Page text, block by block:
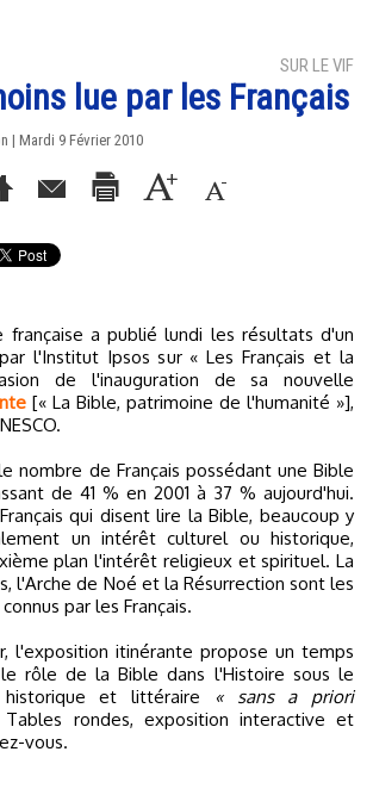
SUR LE VIF
lue par les Français
| Mardi 9 Février 2010
l'Institut Ipsos sur « Les Français et la
de l'inauguration de sa nouvelle
[« La Bible, patrimoine de l'humanité »],
nombre de Français possédant une Bible
de 41 % en 2001 à 37 % aujourd'hui.
qui disent lire la Bible, beaucoup y
un intérêt culturel ou historique,
plan l'intérêt religieux et spirituel. La
l'Arche de Noé et la Résurrection sont les
par les Français.
l'exposition itinérante propose un temps
rôle de la Bible dans l'Histoire sous le
historique et littéraire
« sans a priori
rondes, exposition interactive et
vous.